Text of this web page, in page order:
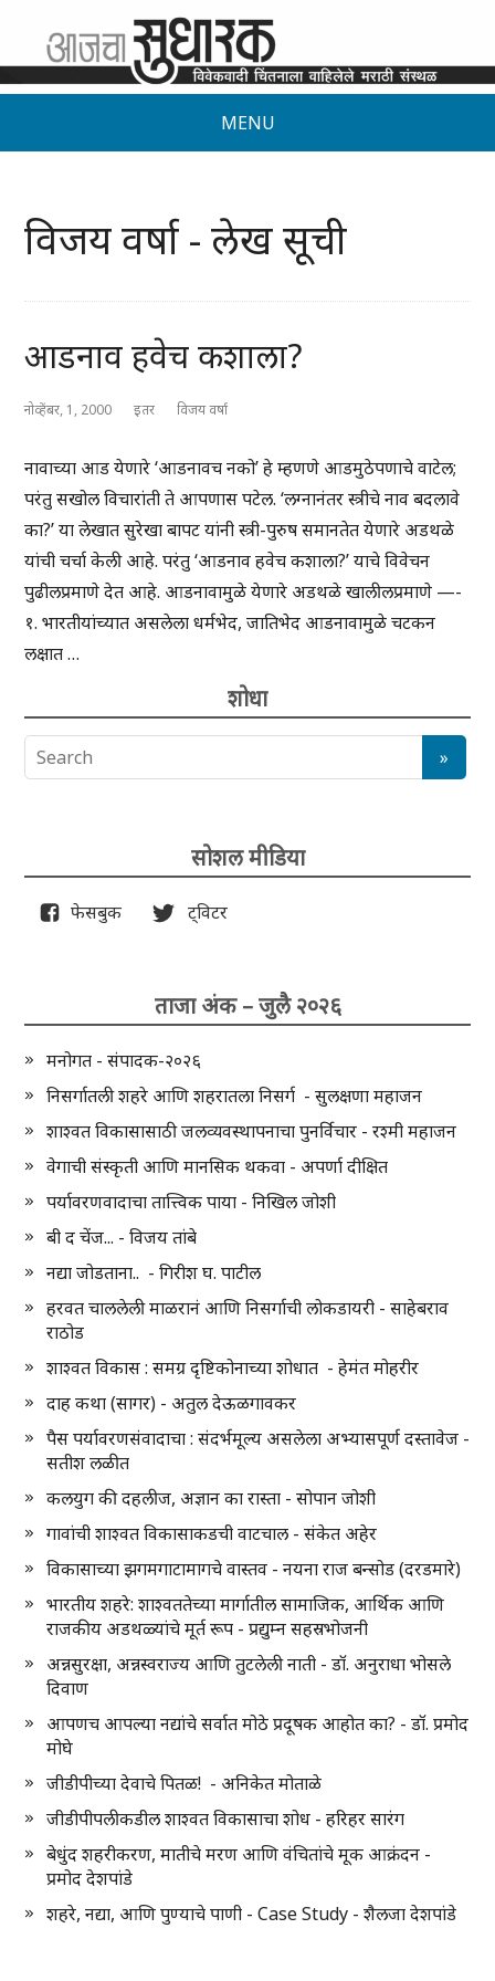
MENU
विजय वर्षा - लेख सूची
आडनाव हवेच कशाला?
नोव्हेंबर, 1, 2000 इतर विजय वर्षा
नावाच्या आड येणारे ‘आडनावच नको’ हे म्हणणे आडमुठेपणाचे वाटेल;
परंतु सखोल विचारांती ते आपणास पटेल. ‘लग्नानंतर स्त्रीचे नाव बदलावे
का?’ या लेखात सुरेखा बापट यांनी स्त्री-पुरुष समानतेत येणारे अडथळे
यांची चर्चा केली आहे. परंतु ‘आडनाव हवेच कशाला?’ याचे विवेचन
पुढीलप्रमाणे देत आहे. आडनावामुळे येणारे अडथळे खालीलप्रमाणे —-
१. भारतीयांच्यात असलेला धर्मभेद, जातिभेद आडनावामुळे चटकन
लक्षात …
शोधा
सोशल मीडिया
फेसबुक ट्विटर
ताजा अंक – जुलै २०२६
मनोगत - संपादक-२०२६
निसर्गातली शहरे आणि शहरातला निसर्ग - सुलक्षणा महाजन
शाश्वत विकासासाठी जलव्यवस्थापनाचा पुनर्विचार - रश्मी महाजन
वेगाची संस्कृती आणि मानसिक थकवा - अपर्णा दीक्षित
पर्यावरणवादाचा तात्त्विक पाया - निखिल जोशी
बी द चेंज... - विजय तांबे
नद्या जोडताना.. - गिरीश घ. पाटील
हरवत चाललेली माळरानं आणि निसर्गाची लोकडायरी - साहेबराव
राठोड
शाश्वत विकास : समग्र दृष्टिकोनाच्या शोधात - हेमंत मोहरीर
दाह कथा (सागर) - अतुल देऊळगावकर
पैस पर्यावरणसंवादाचा : संदर्भमूल्य असलेला अभ्यासपूर्ण दस्तावेज -
सतीश लळीत
कलयुग की दहलीज, अज्ञान का रास्ता - सोपान जोशी
गावांची शाश्वत विकासाकडची वाटचाल - संकेत अहेर
विकासाच्या झगमगाटामागचे वास्तव - नयना राज बन्सोड (दरडमारे)
भारतीय शहरे: शाश्वततेच्या मार्गातील सामाजिक, आर्थिक आणि
राजकीय अडथळ्यांचे मूर्त रूप - प्रद्युम्न सहस्रभोजनी
अन्नसुरक्षा, अन्नस्वराज्य आणि तुटलेली नाती - डॉ. अनुराधा भोसले
दिवाण
आपणच आपल्या नद्यांचे सर्वात मोठे प्रदूषक आहोत का? - डॉ. प्रमोद
मोघे
जीडीपीच्या देवाचे पितळ! - अनिकेत मोताळे
जीडीपीपलीकडील शाश्वत विकासाचा शोध - हरिहर सारंग
बेधुंद शहरीकरण, मातीचे मरण आणि वंचितांचे मूक आक्रंदन -
प्रमोद देशपांडे
शहरे, नद्या, आणि पुण्याचे पाणी - Case Study - शैलजा देशपांडे